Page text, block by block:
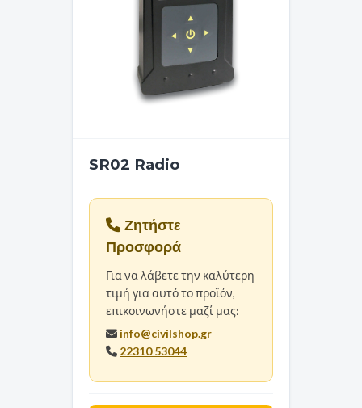
SR02 Radio
Ζητήστε
Προσφορά
Για να λάβετε την καλύτερη
τιμή για αυτό το προϊόν,
επικοινωνήστε μαζί μας:
info@civilshop.gr
22310 53044